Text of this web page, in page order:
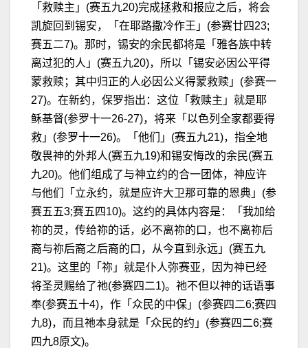
「救赎主」(赛五九20)完成拯救和报应之后，将会
凯旋回到锡安，「在耶路撒冷作王」(参赛廿四23;
赛五二7)。那时，锡安的余民都将是「雅各族中转
离过犯的人」(赛五九20)，所以「锡安必因公平得
蒙救赎；其中归正的人必因公义得蒙救赎」(参赛一
27)。在新约，保罗指出：这位「救赎主」就是耶
稣基督(参罗十一26-27)，将来「以色列全家都要得
救」(参罗十一26)。「他们」(赛五九21)，指全地
敬畏神的外邦人(赛五九19)和锡安悔改的余民(赛五
九20)。他们组成了与神立约的合一团体，神应许
与他们「立永约，就是应许大卫那可靠的恩典」(参
赛五五3;赛五四10)。这约的具体内容是：「我加给
祢的灵，传给祢的话，必不离祢的口，也不离祢后
裔与祢后裔之后裔的口，从今直到永远」(赛五九
21)。这里的「祢」就是仆人弥赛亚，因为神已经
将圣灵赐给了祂(参赛四二1)。祂不但以神的话语事
奉(参赛五十4)，作「众民的中保」(参赛四二6;赛四
九8)，而且祂本身就是「众民的约」(参赛四二6;赛
四九8原文)。